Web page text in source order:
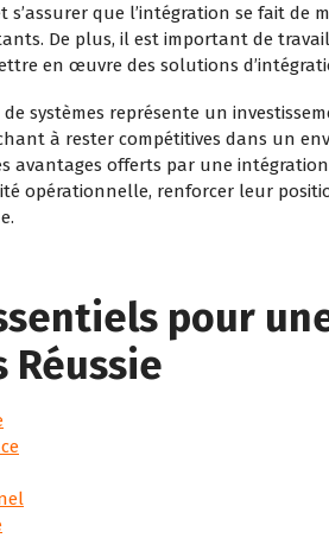
s’assurer que l’intégration se fait de
De plus, il est important de
en œuvre des solutions
systèmes représente un
à rester compétitives dans un
avantages offerts par une
opérationnelle, renforcer leur
pour
Réussie